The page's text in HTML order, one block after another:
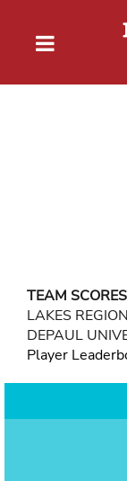
TEAM SCORES
LAKES
DEPAUL
Player